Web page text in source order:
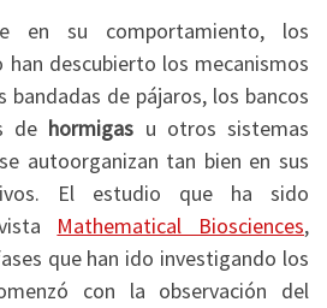
en su comportamiento, los
descubierto los mecanismos
bandadas de pájaros, los bancos
de hormigas u otros sistemas
autoorganizan tan bien en sus
El estudio que ha sido
Mathematical Biosciences,
que han ido investigando los
con la observación del